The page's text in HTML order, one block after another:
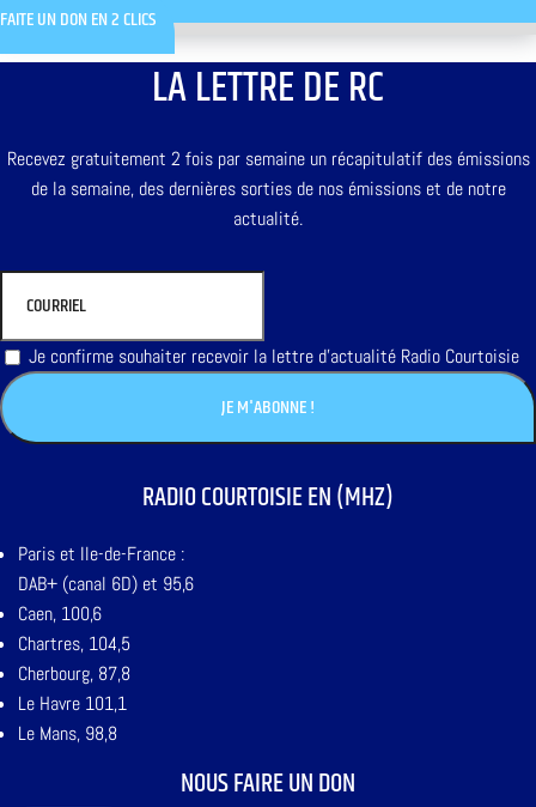
FAITE UN DON EN 2 CLICS
LA LETTRE DE RC
Recevez gratuitement 2 fois par semaine un récapitulatif des émissions
de la semaine, des dernières sorties de nos émissions et de notre
actualité.
Je confirme souhaiter recevoir la lettre d'actualité Radio Courtoisie
RADIO COURTOISIE EN (MHZ)
Paris et Ile-de-France :
DAB+ (canal 6D) et 95,6
Caen, 100,6
Chartres, 104,5
Cherbourg, 87,8
Le Havre 101,1
Le Mans, 98,8
NOUS FAIRE UN DON